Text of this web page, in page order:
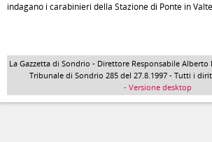
indagano i carabinieri della Stazione di Ponte in
La Gazzetta di Sondrio - Direttore Responsabile Alberto
Tribunale di Sondrio 285 del 27.8.1997 - Tutti i
- Versione desktop